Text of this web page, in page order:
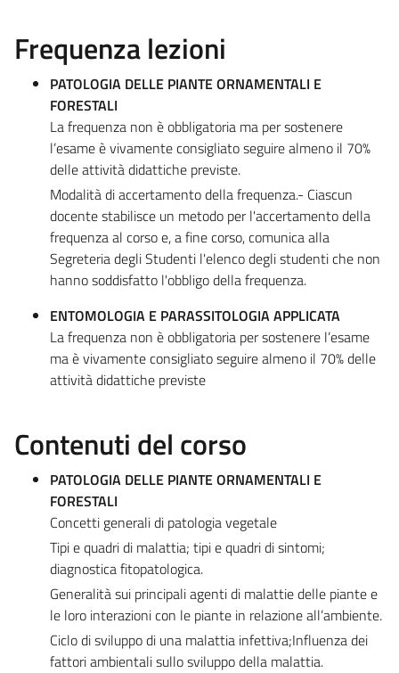
Frequenza lezioni
PATOLOGIA DELLE PIANTE ORNAMENTALI E
FORESTALI
La frequenza non è obbligatoria ma per sostenere
l’esame è vivamente consigliato seguire almeno il 70%
delle attività didattiche previste.
Modalità di accertamento della frequenza.- Ciascun
docente stabilisce un metodo per l'accertamento della
frequenza al corso e, a fine corso, comunica alla
Segreteria degli Studenti l'elenco degli studenti che non
hanno soddisfatto l'obbligo della frequenza.
ENTOMOLOGIA E PARASSITOLOGIA APPLICATA
La frequenza non è obbligatoria per sostenere l’esame
ma è vivamente consigliato seguire almeno il 70% delle
attività didattiche previste
Contenuti del corso
PATOLOGIA DELLE PIANTE ORNAMENTALI E
FORESTALI
Concetti generali di patologia vegetale
Tipi e quadri di malattia; tipi e quadri di sintomi;
diagnostica fitopatologica.
Generalità sui principali agenti di malattie delle piante e
le loro interazioni con le piante in relazione all’ambiente.
Ciclo di sviluppo di una malattia infettiva;Influenza dei
fattori ambientali sullo sviluppo della malattia.